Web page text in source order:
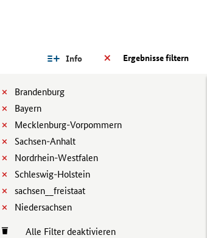
Ergebnisse filtern
Info
Brandenburg
Bayern
Mecklenburg-Vorpommern
Sachsen-Anhalt
Nordrhein-Westfalen
Schleswig-Holstein
sachsen__freistaat
Niedersachsen
Alle Filter deaktivieren